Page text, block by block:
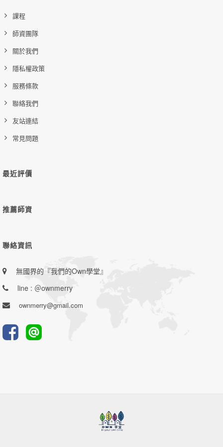
課程
師資團隊
關於我們
隱私權政策
服務條款
聯絡我們
友站連結
常見問題
最近評價
推薦師資
聯絡資訊
無國界的『我們的Own學堂』
line : ＠ownmerry
ownmerry@gmail.com